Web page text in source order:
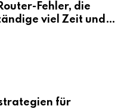
Fehler, die
viel Zeit und
für